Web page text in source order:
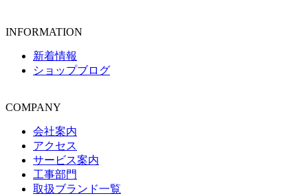
INFORMATION
新着情報
ショップブログ
COMPANY
会社案内
アクセス
サービス案内
工事部門
取扱ブランド一覧